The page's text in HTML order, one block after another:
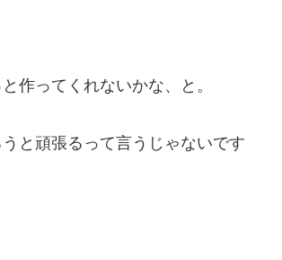
作ってくれないかな、と。
と頑張るって言うじゃないです